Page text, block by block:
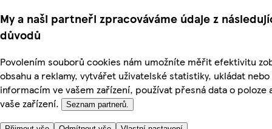
My a naši partneři zpracováváme údaje z
důvodů
Povolením souborů cookies nám umožníte měřit efektivitu
obsahu a reklamy, vytvářet uživatelské statistiky, ukládat
informacím ve vašem zařízení, používat přesná data o poloze
vaše zařízení.
Seznam partnerů.